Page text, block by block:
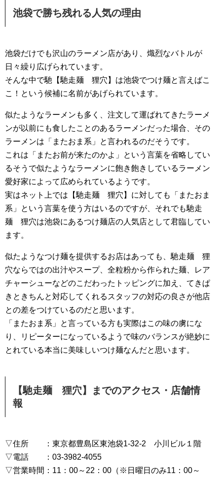
池袋で勝ち残れる人気の理由
池袋だけでも沢山のラーメン店があり、熾烈なバトルが
日々繰り広げられています。
そんな中で馳【馳走麺 狸穴】は池袋でつけ麺と言えばこ
こ！という候補に名前があげられています。
似たようなラーメンも多く、注文して運ばれてきたラーメ
ンが以前にも食したことのあるラーメンだった場合、その
ラーメンは「またおま系」と言われるのだそうです。
これは「またお前が来たのかよ」という言葉を省略してい
るそうで似たようなラーメンに飽き飽きしているラーメン
愛好家によって広められているようです。
実はネット上では【馳走麺 狸穴】に対しても「またおま
系」という言葉を使う方はいるのですが、それでも馳走
麺 狸穴は池袋にあるつけ麺店の人気店として君臨してい
ます。
似たようなつけ麺を提供するお店はあっても、馳走麺 狸
穴ならではの出汁やスープ、全粒粉から作られた麺、レア
チャーシューなどのこだわったトッピングに加え、てきぱ
きときちんと対応してくれるスタッフの対応の良さが他店
との差をつけているのだと思います。
「またおま系」と言っている方も実際はこの味の虜にな
り、リピーターになっているようで味のバランスが絶妙に
とれている本当に美味しいつけ麺なんだと思います。
【馳走麺 狸穴】までのアクセス・店舗情
報
▽住所 ：東京都豊島区東池袋1-32-2 小川ビル１階
▽電話 ：03-3982-4055
▽営業時間：11：00～22：00（※日曜日のみ11：00～